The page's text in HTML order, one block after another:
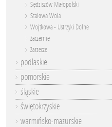
Sędziszów Małopolski
Stalowa Wola
Wojtkowa - Ustrzyki Dolne
Zaczernie
Zarzecze
podlaskie
pomorskie
śląskie
świętokrzyskie
warmińsko-mazurskie